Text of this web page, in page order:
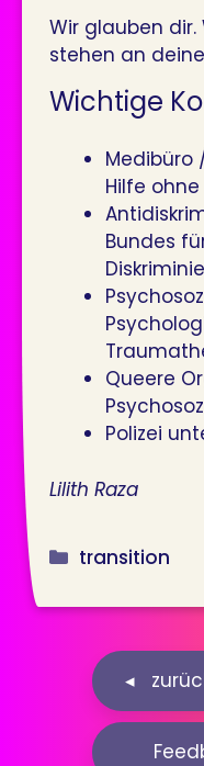
Wir glauben dir.
stehen an
Wichtige
Medibüro
Hilfe
Bundes
Queere
Polizei
Lilith Raza
Kategorien
transition